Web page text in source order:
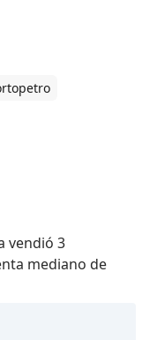
vendió 3
mediano de